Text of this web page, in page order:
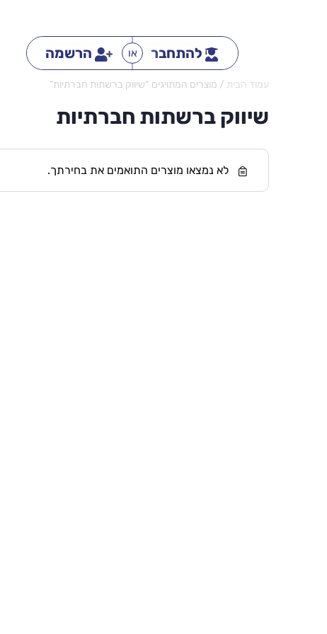
להתחבר או הרשמה
עמוד הבית / מוצרים המתויגים “שיווק ברשתות חברתיות”
שיווק ברשתות חברתיות
לא נמצאו מוצרים התואמים את בחירתך.